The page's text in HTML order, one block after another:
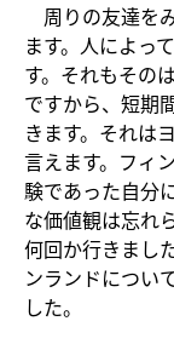
周りの友達を
ます。人によっ
す。それもその
ですから、短期
きます。それは
言えます。フィ
験であった自分
な価値観は忘れ
何回か行きまし
ンランドについ
した。